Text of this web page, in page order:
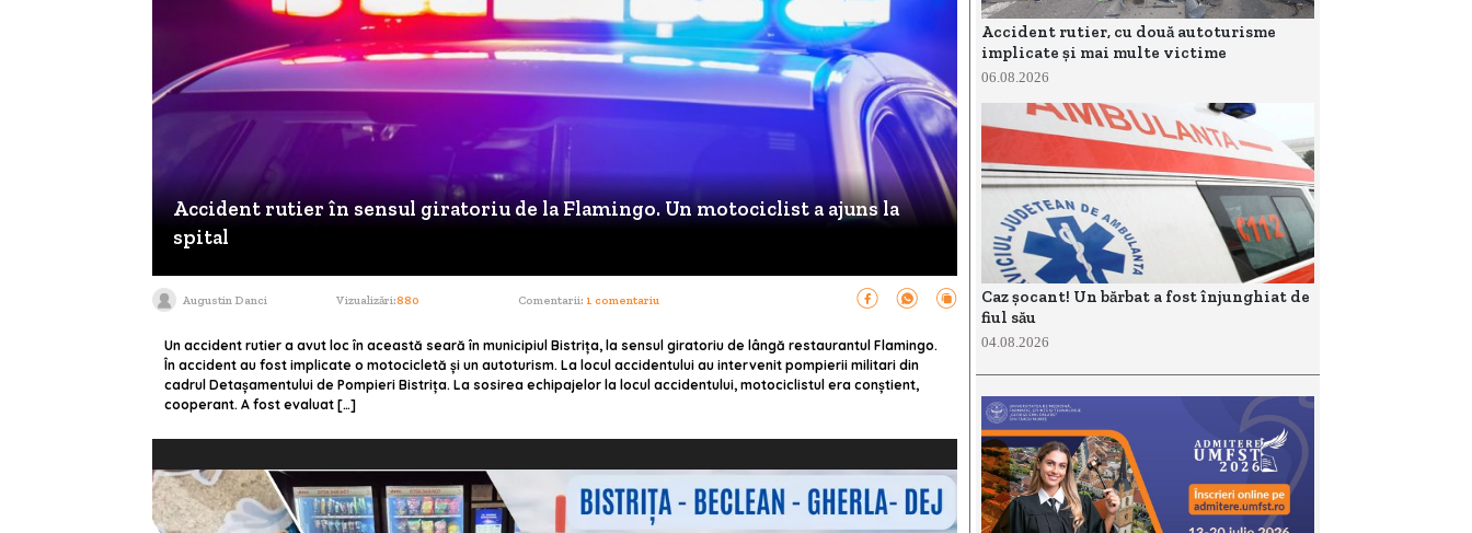
Accident rutier în sensul giratoriu de la Flamingo. Un motociclist a ajuns la
spital
Augustin Danci Vizualizări:880 Comentarii: 1 comentariu
Un accident rutier a avut loc în această seară în municipiul Bistrița, la sensul giratoriu de lângă restaurantul Flamingo.
În accident au fost implicate o motocicletă și un autoturism. La locul accidentului au intervenit pompierii militari din
cadrul Detașamentului de Pompieri Bistrița. La sosirea echipajelor la locul accidentului, motociclistul era conștient,
cooperant. A fost evaluat […]
Accident rutier, cu două autoturisme
implicate și mai multe victime
06.08.2026
Caz șocant! Un bărbat a fost înjunghiat de
fiul său
04.08.2026